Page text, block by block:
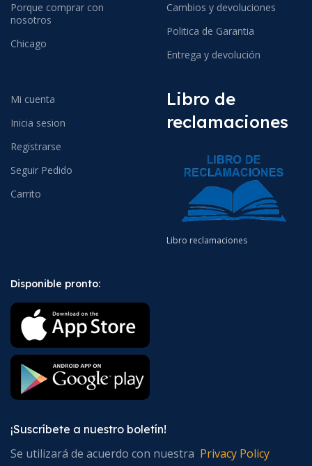
Porque comprar con
nosotros
Chicago
Cambios y devoluciones
Politica de Garantia
Entrega y devolución
Mi cuenta
Inicia sesion
Registrarse
Seguir Pedido
Carrito
Libro de
reclamaciones
Libro reclamaciones
Disponible pronto:
¡Suscríbete a nuestro boletín!
Se utilizará de acuerdo con nuestra Privacy Policy